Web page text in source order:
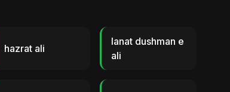
hazrat ali
lanat dushman e
ali